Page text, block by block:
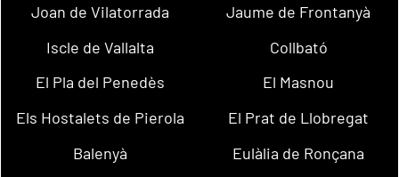
Joan de Vilatorrada
Jaume de Frontanyà
Iscle de Vallalta
Collbató
El Pla del Penedès
El Masnou
Els Hostalets de Pierola
El Prat de Llobregat
Balenyà
Eulàlia de Ronçana